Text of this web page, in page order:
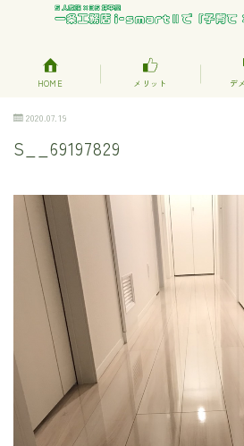
HOME メリット デ
2020.07.19
S__69197829